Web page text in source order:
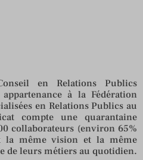
en Relations Publics
à la Fédération
en Relations Publics au
compte une quarantaine
collaborateurs (environ 65%
la même vision et la même
de leurs métiers au quotidien.